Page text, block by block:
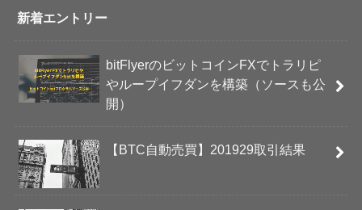
新着エントリー
bitFlyerのビットコインFXでトラリピ
やループイフダンを構築（ソースも公
開）
【BTC自動売買】201929取引結果